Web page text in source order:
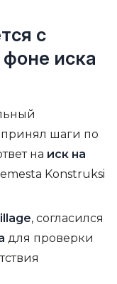
с
иска
шаги по
на иск на
Konstruksi
, согласился
для проверки